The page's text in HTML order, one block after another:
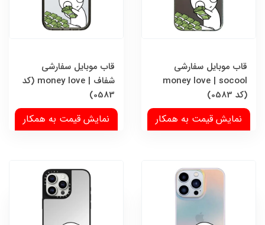
قاب موبایل سفارشی
money love | socool
(کد 0583)
نمایش قیمت به همکار
قاب موبایل سفارشی
شفاف | money love (کد
0583)
نمایش قیمت به همکار